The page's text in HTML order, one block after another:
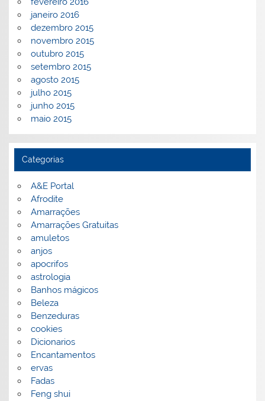
janeiro 2016
dezembro 2015
novembro 2015
outubro 2015
setembro 2015
agosto 2015
julho 2015
junho 2015
maio 2015
Categorias
A&E Portal
Afrodite
Amarrações
Amarrações Gratuitas
amuletos
anjos
apocrifos
astrologia
Banhos mágicos
Beleza
Benzeduras
cookies
Dicionarios
Encantamentos
ervas
Fadas
Feng shui